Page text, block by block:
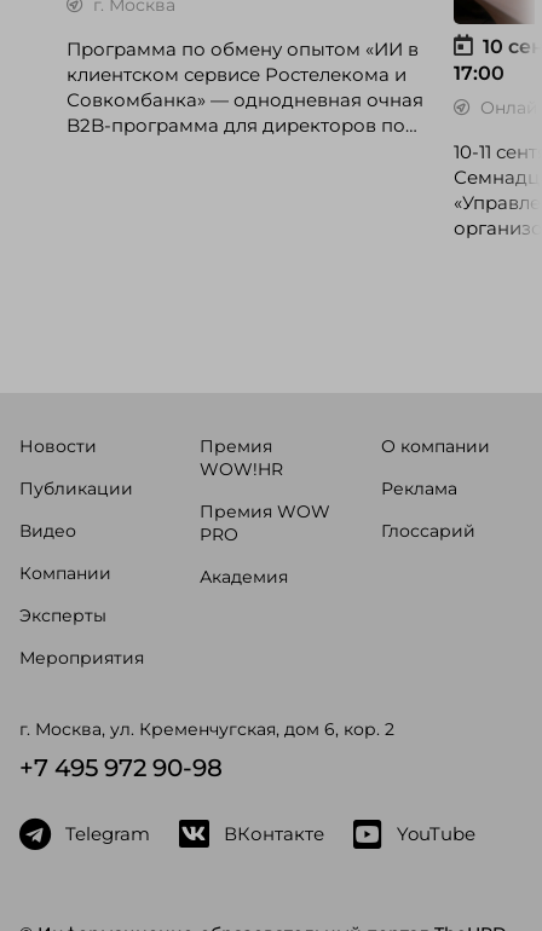
г. Москва
Программа по обмену опытом «ИИ в
клиентском сервисе Ростелекома и
Совкомбанка» — однодневная очная
B2B-программа для директоров по
10
17:00
10-11
Новости
Публикации
Видео
Компании
Эксперты
Мероприятия
Премия
WOW!HR
Премия WOW
PRO
Академия
О компании
Реклама
Глоссарий
г. Москва, ул. Кременчугская, дом 6, кор. 2
+7 495 972 90-98
Telegram ВКонтакте YouTube